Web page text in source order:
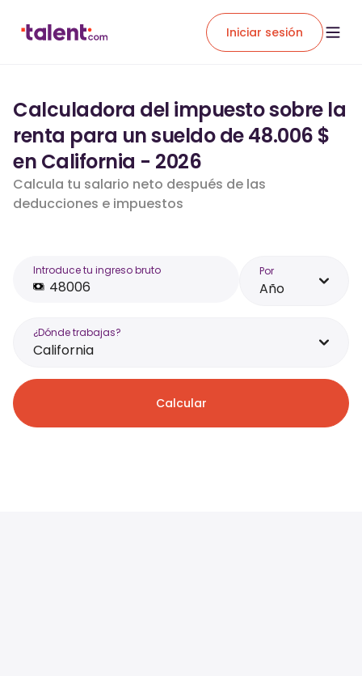
Iniciar sesión
Calculadora del impuesto sobre la
renta para un sueldo de 48.006 $
en California - 2026
Calcula tu salario neto después de las
deducciones e impuestos
Introduce tu ingreso bruto Por
Año
¿Dónde trabajas?
California
Calcular